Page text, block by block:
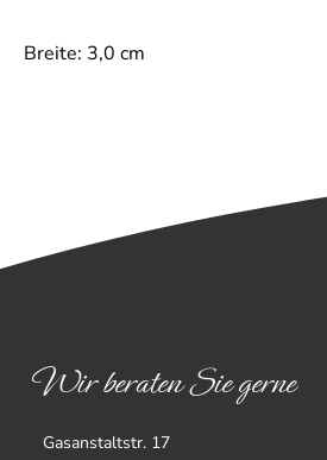
Breite: 3,0 cm
Wir beraten Sie gerne
Gasanstaltstr. 17